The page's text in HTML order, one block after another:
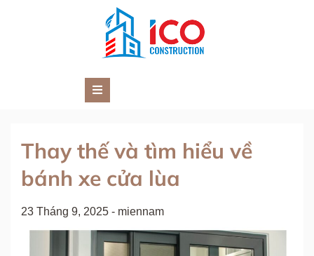
TƯ VẤN ĐẦU TƯ XÂY DỰNG VIỆT
Công Ty Cổ Phần Tư Vấn Đầu Tư Xây Dựng Việt Nam
Thay thế và tìm hiểu về
bánh xe cửa lùa
23 Tháng 9, 2025 - miennam